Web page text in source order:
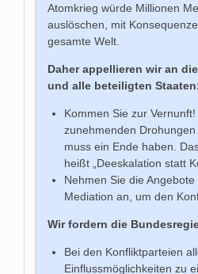
Atomkrieg würde Millionen
auslöschen, mit
gesamte Welt.
Daher appellieren wir an
und alle beteiligten
Kommen Sie zur
zunehmenden
muss ein Ende haben.
heißt „Deeskalation statt
Nehmen Sie die
Mediation an, um den
Wir fordern die
Bei den Konfliktparteien
Einflussmöglichkeiten zu